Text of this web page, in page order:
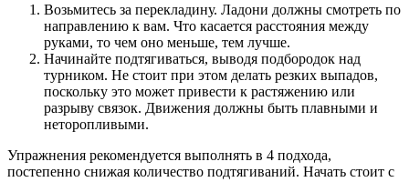
Возьмитесь за перекладину. Ладони должны смотреть по
направлению к вам. Что касается расстояния между
руками, то чем оно меньше, тем лучше.
Начинайте подтягиваться, выводя подбородок над
турником. Не стоит при этом делать резких выпадов,
поскольку это может привести к растяжению или
разрыву связок. Движения должны быть плавными и
неторопливыми.
Упражнения рекомендуется выполнять в 4 подхода,
постепенно снижая количество подтягиваний. Начать стоит с